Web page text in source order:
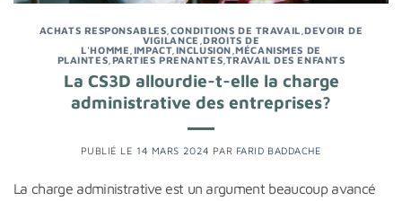
ACHATS RESPONSABLES CONDITIONS DE TRAVAIL ,DEVOIR DE
VIGILANCE ,DROITS DE
L'HOMME IMPACT, INCLUSION ,MÉCANISMES DE
PLAINTES PARTIES PRENANTES TRAVAIL DES ENFANTS
La CS3D allourdie-t-elle la charge
administrative des entreprises?
PUBLIÉ LE 14 MARS 2024 PAR FARID BADDACHE
La charge administrative est un argument beaucoup avancé